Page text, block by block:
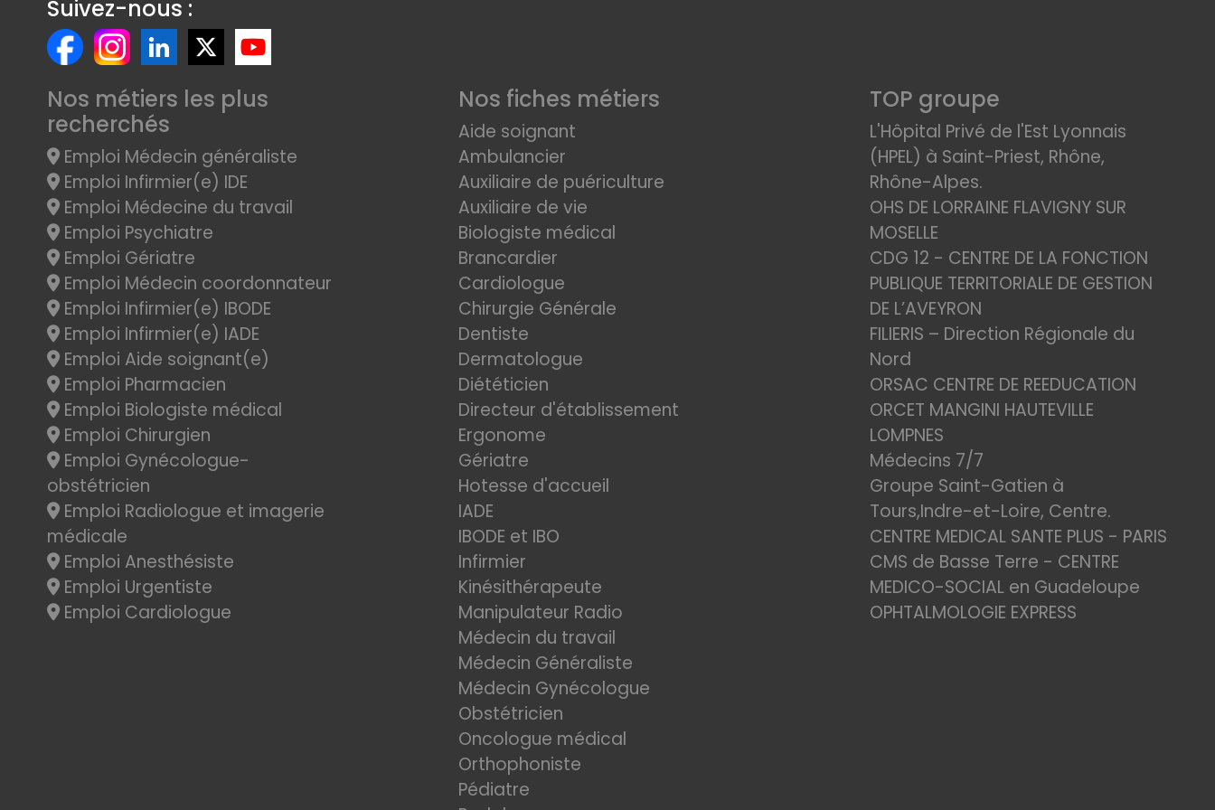
Suivez-nous :
Nos métiers les plus
recherchés
Emploi Médecin généraliste
Emploi Infirmier(e) IDE
Emploi Médecine du travail
Emploi Psychiatre
Emploi Gériatre
Emploi Médecin coordonnateur
Emploi Infirmier(e) IBODE
Emploi Infirmier(e) IADE
Emploi Aide soignant(e)
Emploi Pharmacien
Emploi Biologiste médical
Emploi Chirurgien
Emploi Gynécologue-
obstétricien
Emploi Radiologue et imagerie
médicale
Emploi Anesthésiste
Emploi Urgentiste
Emploi Cardiologue
Nos fiches métiers
Aide soignant
Ambulancier
Auxiliaire de puériculture
Auxiliaire de vie
Biologiste médical
Brancardier
Cardiologue
Chirurgie Générale
Dentiste
Dermatologue
Diététicien
Directeur d'établissement
Ergonome
Gériatre
Hotesse d'accueil
IADE
IBODE et IBO
Infirmier
Kinésithérapeute
Manipulateur Radio
Médecin du travail
Médecin Généraliste
Médecin Gynécologue
Obstétricien
Oncologue médical
Orthophoniste
Pédiatre
TOP groupe
L'Hôpital Privé de l'Est Lyonnais
(HPEL) à Saint-Priest, Rhône,
Rhône-Alpes.
OHS DE LORRAINE FLAVIGNY SUR
MOSELLE
CDG 12 - CENTRE DE LA FONCTION
PUBLIQUE TERRITORIALE DE GESTION
DE L’AVEYRON
FILIERIS – Direction Régionale du
Nord
ORSAC CENTRE DE REEDUCATION
ORCET MANGINI HAUTEVILLE
LOMPNES
Médecins 7/7
Groupe Saint-Gatien à
Tours,Indre-et-Loire, Centre.
CENTRE MEDICAL SANTE PLUS - PARIS
CMS de Basse Terre - CENTRE
MEDICO-SOCIAL en Guadeloupe
OPHTALMOLOGIE EXPRESS